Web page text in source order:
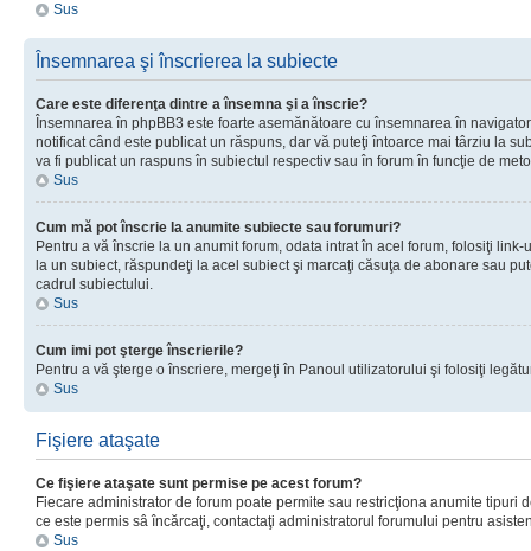
Sus
Însemnarea şi înscrierea la subiecte
Care este diferenţa dintre a însemna şi a înscrie?
Însemnarea în phpBB3 este foarte asemănătoare cu însemnarea în
notificat când este publicat un răspuns, dar vă puteţi întoarce mai târziu la
va fi publicat un raspuns în subiectul respectiv sau în forum în funcţie de
Sus
Cum mă pot înscrie la anumite subiecte sau forumuri?
Pentru a vă înscrie la un anumit forum, odata intrat în acel forum, folosiţi
la un subiect, răspundeţi la acel subiect şi marcaţi căsuţa de abonare sau
cadrul subiectului.
Sus
Cum imi pot şterge înscrierile?
Pentru a vă şterge o înscriere, mergeţi în Panoul utilizatorului şi folosiţi
Sus
Fişiere ataşate
Ce fişiere ataşate sunt permise pe acest forum?
Fiecare administrator de forum poate permite sau restricţiona anumite tipuri
ce este permis sâ încărcaţi, contactaţi administratorul forumului pentru
Sus